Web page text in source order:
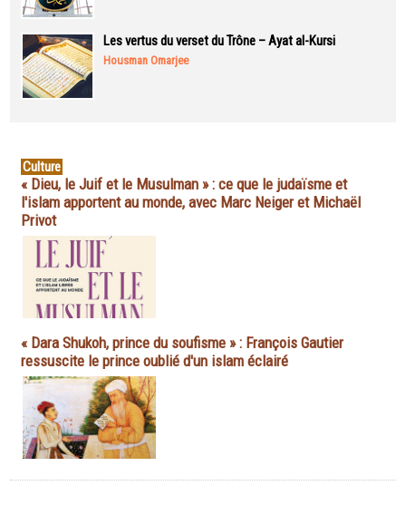
Les vertus du verset du Trône – Ayat al-Kursi
Housman Omarjee
Culture
« Dieu, le Juif et le Musulman » : ce que le judaïsme et
l'islam apportent au monde, avec Marc Neiger et Michaël
Privot
« Dara Shukoh, prince du soufisme » : François Gautier
ressuscite le prince oublié d'un islam éclairé